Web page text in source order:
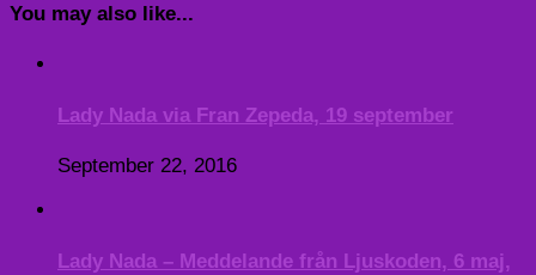
You may also like...
Lady Nada via Fran Zepeda, 19 september
September 22, 2016
Lady Nada – Meddelande från Ljuskoden, 6 maj,